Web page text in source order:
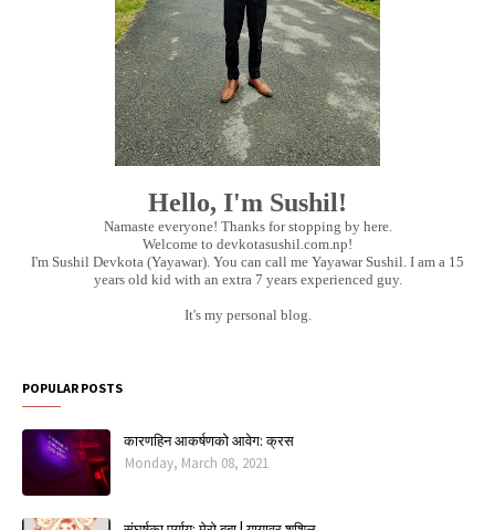
Hello, I'm Sushil!
Namaste everyone! Thanks for stopping by here.
Welcome to devkotasushil.com.np!
I'm Sushil Devkota (Yayawar). You can call me Yayawar Sushil. I am a 15
years old kid with an extra 7 years experienced guy.
It's my personal blog.
POPULAR POSTS
कारणहिन आकर्षणको आवेग: क्रस
Monday, March 08, 2021